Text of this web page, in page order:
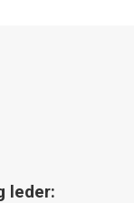
leder: